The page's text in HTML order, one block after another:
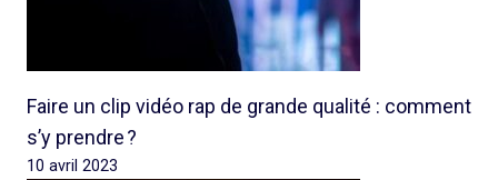
Faire un clip vidéo rap de grande qualité : comment
s’y prendre ?
10 avril 2023